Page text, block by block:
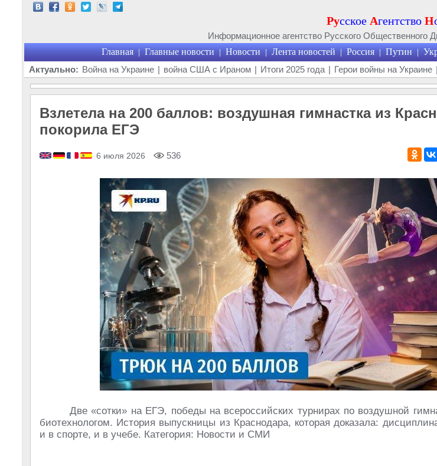
Русское Агентство Н
Информационное агентство Русского Общественного
Главная | Главные новости | Новости | Лента новостей | Россия | Путин |
Актуально: Война на Украине | война США с Ираном | Итоги 2025 года | Герои войны на Украине |
Взлетела на 200 баллов: воздушная гимнастка из
покорила ЕГЭ
6 июля 2026 536
Две «сотки» на ЕГЭ, победы на всероссийских турнирах по воздушной
биотехнологом. История выпускницы из Краснодара, которая доказала:
и в спорте, и в учебе. Категория: Новости и СМИ